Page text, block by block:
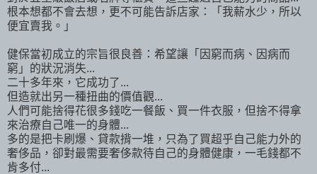
根本想都不會去想，更不可能告訴店家：「我薪水少，所以
便宜賣我。」
健保當初成立的宗旨很良善：希望讓「因窮而病、因病而
窮」的狀況消失...
二十多年來，它成功了...
但造就出另一種扭曲的價值觀...
人們可能捨得花很多錢吃一餐飯、買一件衣服，但捨不得拿
來治療自己唯一的身體...
多的是把卡刷爆、貸款揹一堆，只為了買超乎自己能力外的
奢侈品，卻對最需要奢侈款待自己的身體健康，一毛錢都不
肯多付...